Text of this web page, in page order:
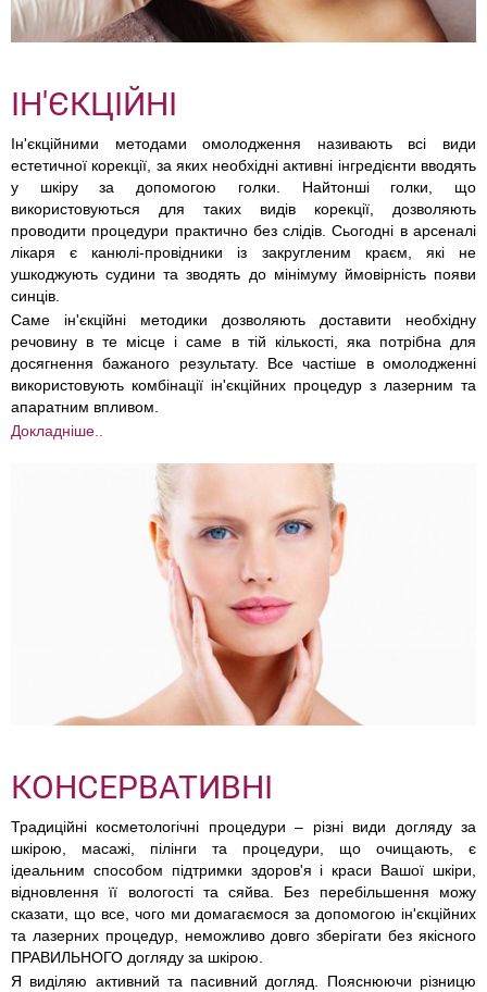
ІН'ЄКЦІЙНІ
Ін'єкційними методами омолодження називають всі види
естетичної корекції, за яких необхідні активні інгредієнти вводять
у шкіру за допомогою голки. Найтонші голки, що
використовуються для таких видів корекції, дозволяють
проводити процедури практично без слідів. Сьогодні в арсеналі
лікаря є канюлі-провідники із закругленим краєм, які не
ушкоджують судини та зводять до мінімуму ймовірність появи
синців.
Саме ін'єкційні методики дозволяють доставити необхідну
речовину в те місце і саме в тій кількості, яка потрібна для
досягнення бажаного результату. Все частіше в омолодженні
використовують комбінації ін'єкційних процедур з лазерним та
апаратним впливом.
Докладніше..
КОНСЕРВАТИВНІ
Традиційні косметологічні процедури – різні види догляду за
шкірою, масажі, пілінги та процедури, що очищають, є
ідеальним способом підтримки здоров'я і краси Вашої шкіри,
відновлення її вологості та сяйва. Без перебільшення можу
сказати, що все, чого ми домагаємося за допомогою ін'єкційних
та лазерних процедур, неможливо довго зберігати без якісного
ПРАВИЛЬНОГО догляду за шкірою.
Я виділяю активний та пасивний догляд. Пояснюючи різницю